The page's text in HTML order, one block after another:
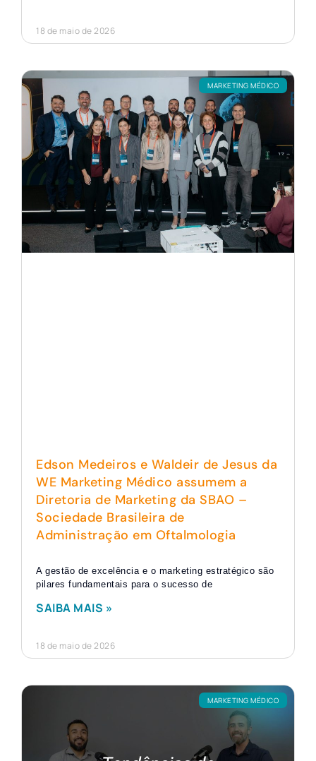
18 de maio de 2026
MARKETING MÉDICO
Edson Medeiros e Waldeir de Jesus da
WE Marketing Médico assumem a
Diretoria de Marketing da SBAO –
Sociedade Brasileira de
Administração em Oftalmologia
A gestão de excelência e o marketing estratégico são
pilares fundamentais para o sucesso de
SAIBA MAIS »
18 de maio de 2026
MARKETING MÉDICO